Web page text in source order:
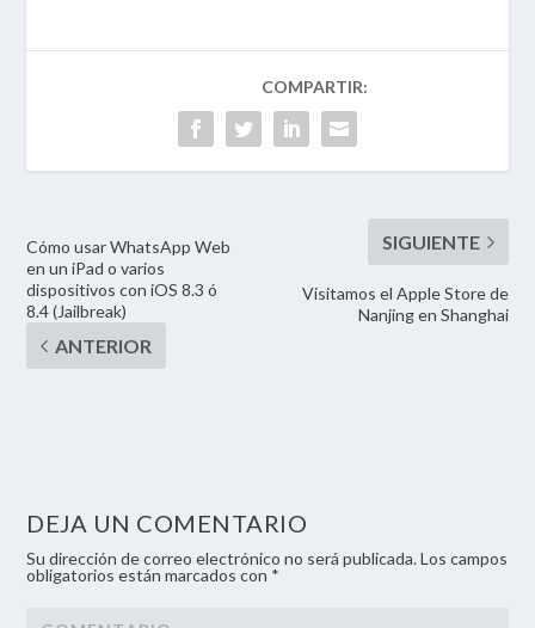
Cómo usar WhatsApp Web
en un iPad o varios
dispositivos con iOS 8.3 ó
8.4 (Jailbreak)
Visitamos el Apple Store de
Nanjing en Shanghai
DEJA UN COMENTARIO
Su dirección de correo electrónico no será publicada. Los campos
obligatorios están marcados con *